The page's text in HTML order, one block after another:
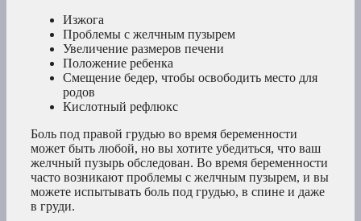
Изжога
Проблемы с желчным пузырем
Увеличение размеров печени
Положение ребенка
Смещение бедер, чтобы освободить место для
родов
Кислотный рефлюкс
Боль под правой грудью во время беременности
может быть любой, но вы хотите убедиться, что ваш
желчный пузырь обследован. Во время беременности
часто возникают проблемы с желчным пузырем, и вы
можете испытывать боль под грудью, в спине и даже
в груди.